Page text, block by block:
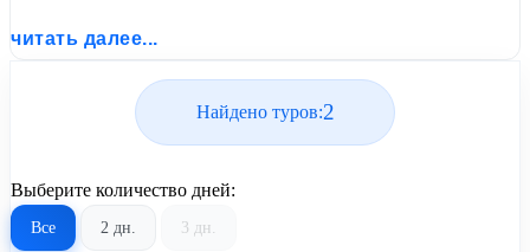
автобусным проездом и актуальным графиком заездов от
United Travel Systems.
читать далее...
Найдено туров:2
Выберите количество дней:
Все 2 дн. 3 дн.